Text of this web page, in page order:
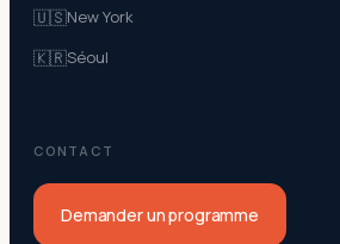
🇺🇸New York
🇰🇷Séoul
CONTACT
Demander un programme